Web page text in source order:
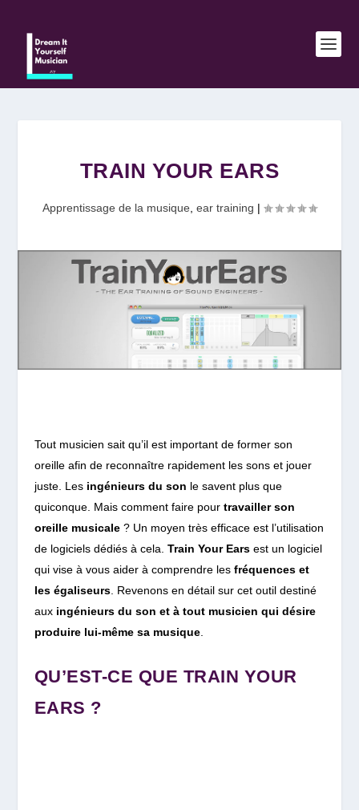
TRAIN YOUR EARS
Apprentissage de la musique ear training |
Tout musicien sait qu’il est important de former son
oreille afin de reconnaître rapidement les sons et jouer
juste. Les ingénieurs du son le savent plus que
quiconque. Mais comment faire pour travailler son
oreille musicale? Un moyen très efficace est l’utilisation
de logiciels dédiés à cela. Train Your Earsest un logiciel
qui vise à vous aider à comprendre lesfréquences et
les égaliseurs. Revenons en détail sur cet outil destiné
aux ingénieurs du son et à tout musicien qui désire
produire lui-même sa musique.
QU’EST-CE QUE TRAIN YOUR
EARS ?